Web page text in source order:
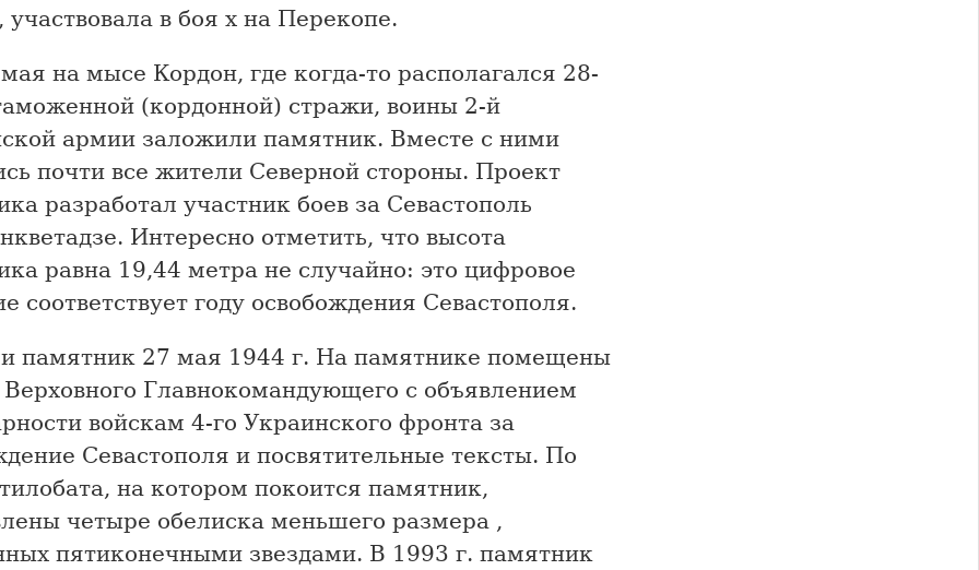
участвовала в боя х на Перекопе.
на мысе Кордон, где когда-то располагался 28-
(кордонной) стражи, воины 2-й
армии заложили памятник. Вместе с ними
почти все жители Северной стороны. Проект
разработал участник боев за Севастополь
Интересно отметить, что высота
равна 19,44 метра не случайно: это цифровое
соответствует году освобождения Севастополя.
памятник 27 мая 1944 г. На памятнике помещены
Главнокомандующего с объявлением
войскам 4-го Украинского фронта за
Севастополя и посвятительные тексты. По
на котором покоится памятник,
четыре обелиска меньшего размера ,
пятиконечными звездами. В 1993 г. памятник